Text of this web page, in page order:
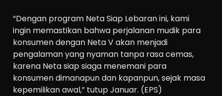
“Dengan program Neta Siap Lebaran ini, kami
ingin memastikan bahwa perjalanan mudik para
konsumen dengan Neta V akan menjadi
pengalaman yang nyaman tanpa rasa cemas,
karena Neta siap siaga menemani para
konsumen dimanapun dan kapanpun, sejak masa
kepemilikan awal,” tutup Januar. (EPS)